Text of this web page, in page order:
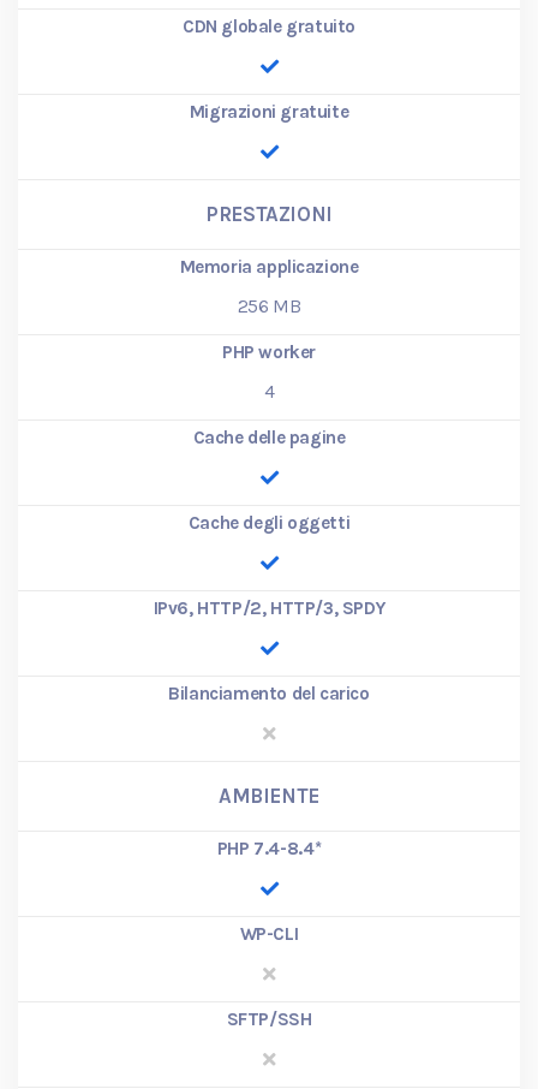
CDN globale gratuito
Migrazioni gratuite
PRESTAZIONI
Memoria applicazione
256 MB
PHP worker
4
Cache delle pagine
Cache degli oggetti
IPv6, HTTP/2, HTTP/3, SPDY
Bilanciamento del carico
AMBIENTE
PHP 7.4-8.4*
WP-CLI
SFTP/SSH